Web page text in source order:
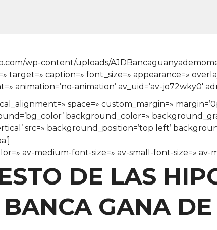
wp-content/uploads/
target=» caption=» font_size=» appearance=»
animation=’no-animation’ av_uid=’av-jo72wky0′
space=» custom_margin=»
background_color=»
src=» background_position=’top left’
av-medium-font-size=» av-small-font-size=» av-
DE LAS
GANA